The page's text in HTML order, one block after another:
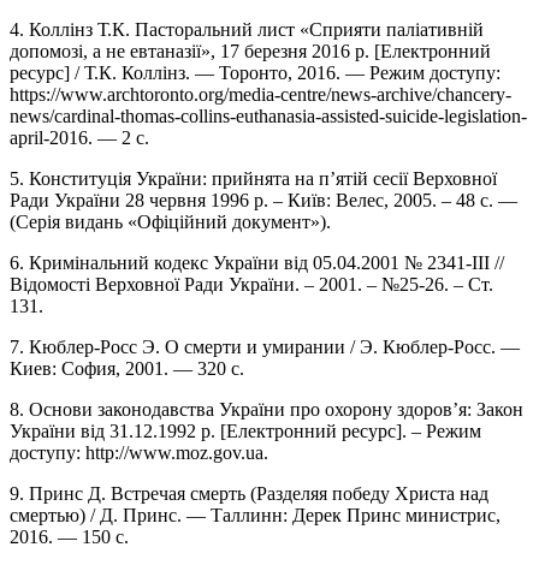
4. Коллінз Т.К. Пасторальний лист «Сприяти паліативній
допомозі, а не евтаназії», 17 березня 2016 р. [Електронний
ресурс] / Т.К. Коллінз. — Торонто, 2016. — Режим доступу:
https://www.archtoronto.org/media-centre/news-archive/chancery-
news/cardinal-thomas-collins-euthanasia-assisted-suicide-legislation-
april-2016. — 2 с.
5. Конституція України: прийнята на п’ятій сесії Верховної
Ради України 28 червня 1996 р. – Київ: Велес, 2005. – 48 с. —
(Серія видань «Офіційний документ»).
6. Кримінальний кодекс України від 05.04.2001 № 2341-III //
Відомості Верховної Ради України. – 2001. – №25-26. – Ст.
131.
7. Кюблер-Росс Э. О смерти и умирании / Э. Кюблер-Росс. —
Киев: София, 2001. — 320 с.
8. Основи законодавства України про охорону здоров’я: Закон
України від 31.12.1992 р. [Електронний ресурс]. – Режим
доступу: http://www.moz.gov.ua.
9. Принс Д. Встречая смерть (Разделяя победу Христа над
смертью) / Д. Принс. — Таллинн: Дерек Принс министрис,
2016. — 150 с.